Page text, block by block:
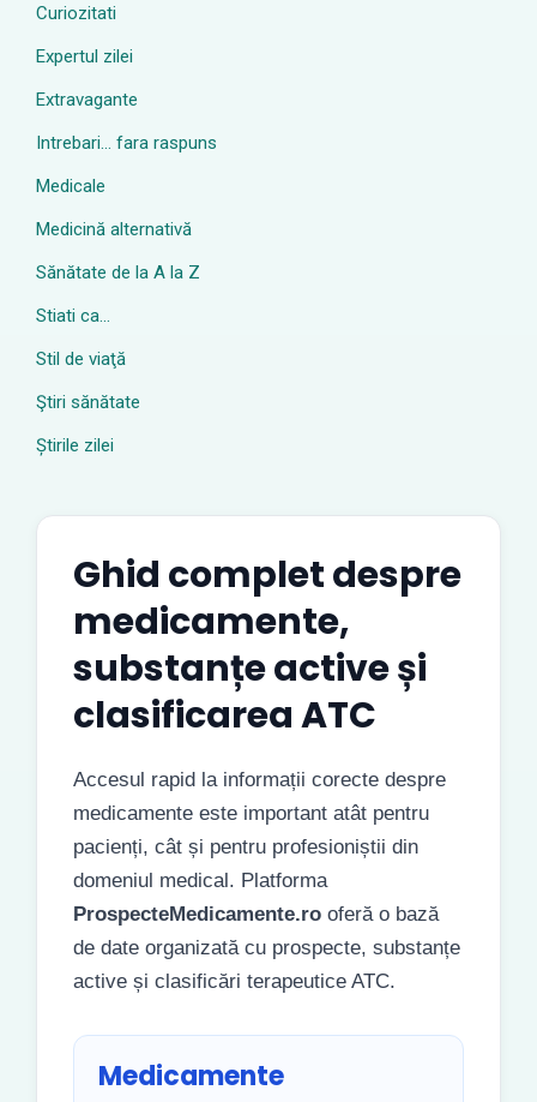
Curiozitati
Expertul zilei
Extravagante
Intrebari… fara raspuns
Medicale
Medicină alternativă
Sănătate de la A la Z
Stiati ca…
Stil de viaţă
Ştiri sănătate
Știrile zilei
Ghid complet despre
medicamente,
substanțe active și
clasificarea ATC
Accesul rapid la informații corecte despre
medicamente este important atât pentru
pacienți, cât și pentru profesioniștii din
domeniul medical. Platforma
ProspecteMedicamente.ro oferă o bază
de date organizată cu prospecte, substanțe
active și clasificări terapeutice ATC.
Medicamente